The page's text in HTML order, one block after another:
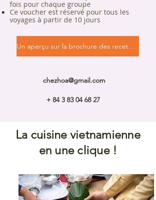
fois pour chaque groupe
Ce voucher est réservé pour tous les
voyages à partir de 10 jours
Un aperçu sur la brochure des recettes
chezhoa@gmail.com
+ 84 3 83 04 68 27
La cuisine vietnamienne
en une clique !